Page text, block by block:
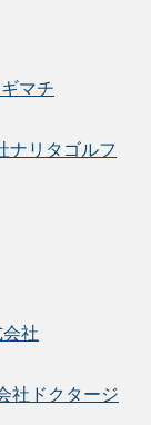
マチ
ナリタゴルフ
社
社ドクタージ